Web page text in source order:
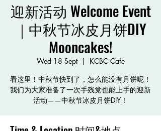
迎新活动 Welcome Event
｜中秋节冰皮月饼DIY
Mooncakes!
Wed 18 Sept
  |
KCBC Cafe
看这里！中秋节快到了，怎么能没有月饼呢！
我们为大家准备了一次手残党也能上手的迎新
活动——中秋节冰皮月饼DIY！